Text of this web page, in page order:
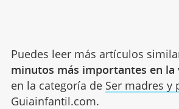
Puedes leer más artículos
minutos más importantes en la
en la categoría de Ser madres y
Guiainfantil.com.